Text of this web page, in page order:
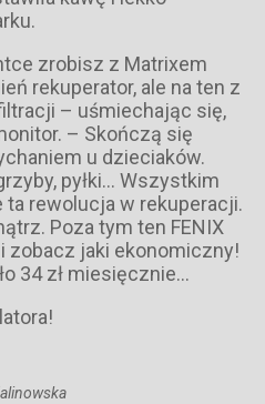
zrobisz z Matrixem
rekuperator, ale na ten z
– uśmiechając się,
– Skończą się
u dzieciaków.
pyłki… Wszystkim
rewolucja w rekuperacji.
Poza tym ten FENIX
zobacz jaki ekonomiczny!
34 zł miesięcznie…